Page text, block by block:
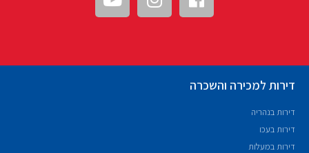
דירות למכירה והשכרה
דירות בנהריה
דירות בעכו
דירות במעלות